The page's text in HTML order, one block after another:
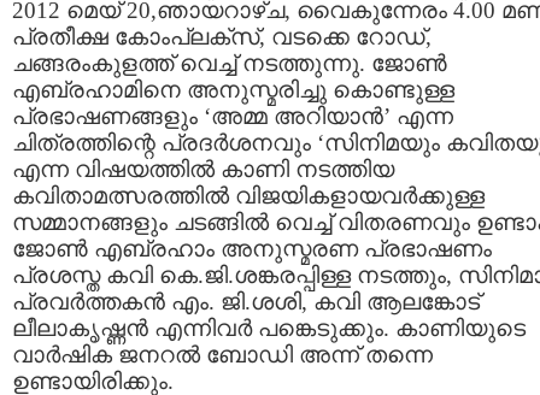
2012 മെയ് 20,ഞായറാഴ്ച, വൈകുന്നേരം 4.00
പ്രതീക്ഷ കോംപ്ലക്സ്, വടക്കെ റോഡ്,
ചങ്ങരംകുളത്ത് വെച്ച് നടത്തുന്നു. ജോണ്‍
എബ്രഹാമിനെ അനുസ്മരിച്ചു കൊണ്ടുള്ള
പ്രഭാഷണങ്ങളും ‘അമ്മ അറിയാന്‍’ എന്ന
ചിത്രത്തിന്റെ പ്രദര്‍ശനവും ‘സിനിമയും
എന്ന വിഷയത്തില്‍ കാണി നടത്തിയ
കവിതാമത്സരത്തില്‍ വിജയികളായവര്‍ക്കുള്ള
സമ്മാനങ്ങളും ചടങ്ങില്‍ വെച്ച് വിതരണവും
ജോണ്‍ എബ്രഹാം അനുസ്മരണ പ്രഭാഷണം
പ്രശസ്ത കവി കെ.ജി.ശങ്കരപ്പിള്ള നടത്തും,
പ്രവര്‍ത്തകന്‍ എം. ജി.ശശി, കവി ആലങ്കോട്
ലീലാകൃഷ്ണന്‍ എന്നിവര്‍ പങ്കെടുക്കും. കാണിയുടെ
വാര്‍ഷിക ജനറല്‍ ബോഡി അന്ന് തന്നെ
ഉണ്ടായിരിക്കും.